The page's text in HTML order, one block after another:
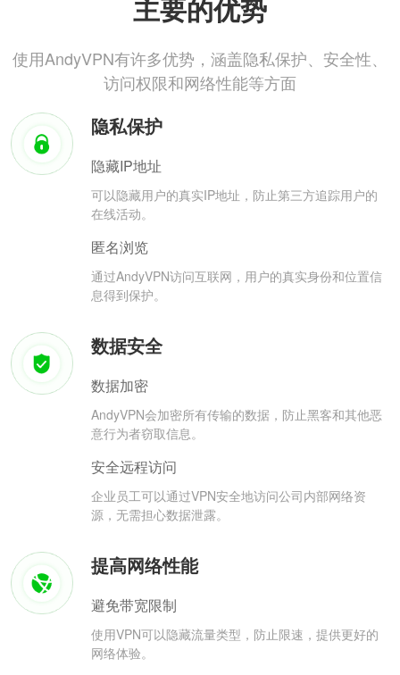
主要的优势
使用AndyVPN有许多优势，涵盖隐私保护、安全性、
访问权限和网络性能等方面
隐私保护
隐藏IP地址
可以隐藏用户的真实IP地址，防止第三方追踪用户的
在线活动。
匿名浏览
通过AndyVPN访问互联网，用户的真实身份和位置信
息得到保护。
数据安全
数据加密
AndyVPN会加密所有传输的数据，防止黑客和其他恶
意行为者窃取信息。
安全远程访问
企业员工可以通过VPN安全地访问公司内部网络资
源，无需担心数据泄露。
提高网络性能
避免带宽限制
使用VPN可以隐藏流量类型，防止限速，提供更好的
网络体验。